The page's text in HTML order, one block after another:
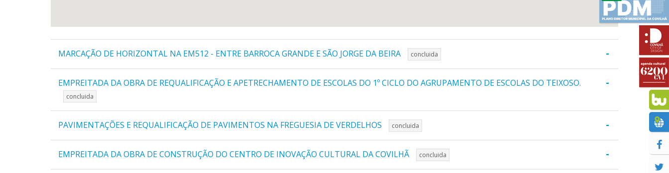
-
MARCAÇÃO DE HORIZONTAL NA EM512 - ENTRE BARROCA GRANDE E SÃO JORGE DA BEIRA concluida
-
EMPREITADA DA OBRA DE REQUALIFICAÇÃO E APETRECHAMENTO DE ESCOLAS DO 1º CICLO DO AGRUPAMENTO DE ESCOLAS DO TEIXOSO.
concluida
-
PAVIMENTAÇÕES E REQUALIFICAÇÃO DE PAVIMENTOS NA FREGUESIA DE VERDELHOS concluida
-
EMPREITADA DA OBRA DE CONSTRUÇÃO DO CENTRO DE INOVAÇÃO CULTURAL DA COVILHÃ concluida